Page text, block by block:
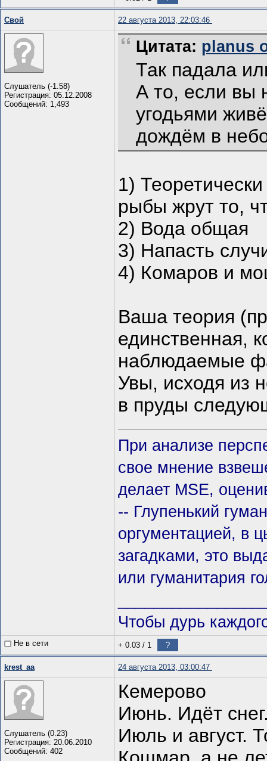
Свой 22 августа 2013, 22:03:46
Слушатель (-1.58)
Регистрация: 05.12.2008
Сообщений: 1,493
Цитата: planus
Так падала
А то, если вы
угодьями
дождём в
1)
рыбы жрут то,
2) Вода общая
3) Напасть
4) Комаров и
Ваша теория
единственная,
наблюдаемые
Увы, исходя из
в пруды
При анализе
свое мнение
делает MSE,
-- Глупенький
оргументацией, в
загадками, это
или гуманитария
Чтобы дурь
Не в сети + 0.03 / 1 ?
krest_aa 24 августа 2013, 03:00:47
Слушатель (0.23)
Регистрация: 20.06.2010
Сообщений: 402
Кемерово
Июнь. Идёт
Июль и август.